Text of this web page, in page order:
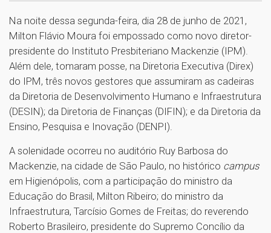
Na noite dessa segunda-feira, dia 28 de junho de 2021,
Milton Flávio Moura foi empossado como novo diretor-
presidente do Instituto Presbiteriano Mackenzie (IPM).
Além dele, tomaram posse, na Diretoria Executiva (Direx)
do IPM, três novos gestores que assumiram as cadeiras
da Diretoria de Desenvolvimento Humano e Infraestrutura
(DESIN); da Diretoria de Finanças (DIFIN); e da Diretoria da
Ensino, Pesquisa e Inovação (DENPI).
A solenidade ocorreu no auditório Ruy Barbosa do
Mackenzie, na cidade de São Paulo, no histórico campus
em Higienópolis, com a participação do ministro da
Educação do Brasil, Milton Ribeiro; do ministro da
Infraestrutura, Tarcísio Gomes de Freitas; do reverendo
Roberto Brasileiro, presidente do Supremo Concílio da